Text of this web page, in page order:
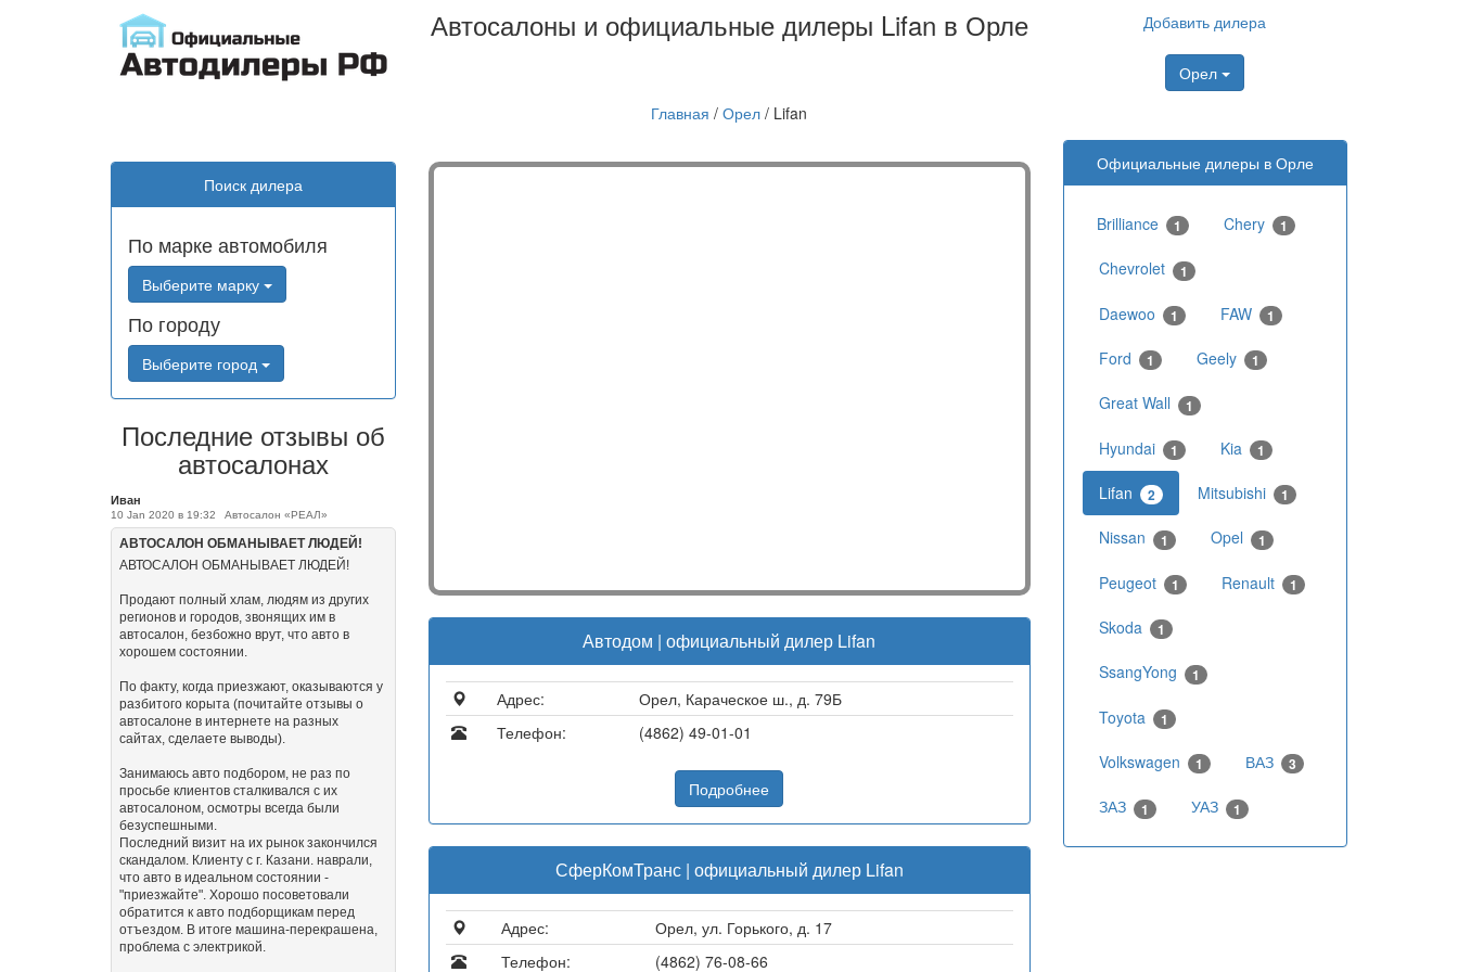
Автосалоны и официальные дилеры Lifan в Орле Добавить дилера
Орел
Главная / Орел / Lifan
Автодом | официальный дилер Lifan
Адрес:
Орел, Караческое ш., д. 79Б
Телефон:
(4862) 49-01-01
Подробнее
СферКомТранс | официальный дилер Lifan
Адрес:
Орел, ул. Горького, д. 17
Телефон:
(4862) 76-08-66
Поиск дилера
По марке автомобиля
Выберите марку
По городу
Выберите город
Последние отзывы об
автосалонах
Иван
10 Jan 2020 в 19:32 Автосалон «РЕАЛ»
АВТОСАЛОН ОБМАНЫВАЕТ ЛЮДЕЙ!
АВТОСАЛОН ОБМАНЫВАЕТ ЛЮДЕЙ!
Продают полный хлам, людям из других
регионов и городов, звонящих им в
автосалон, безбожно врут, что авто в
хорошем состоянии.
По факту, когда приезжают, оказываются у
разбитого корыта (почитайте отзывы о
автосалоне в интернете на разных
сайтах, сделаете выводы).
Занимаюсь авто подбором, не раз по
просьбе клиентов сталкивался с их
автосалоном, осмотры всегда были
безуспешными.
Последний визит на их рынок закончился
скандалом. Клиенту с г. Казани. наврали,
что авто в идеальном состоянии -
"приезжайте". Хорошо посоветовали
обратится к авто подборщикам перед
отъездом. В итоге машина-перекрашена,
проблема с электрикой.
Официальные дилеры в Орле
Brilliance 1 Chery 1
Chevrolet 1
Daewoo 1 FAW 1
Ford 1 Geely 1
Great Wall 1
Hyundai 1 Kia 1
Lifan 2 Mitsubishi 1
Nissan 1 Opel 1
Peugeot 1 Renault 1
Skoda 1
SsangYong 1
Toyota 1
Volkswagen 1 ВАЗ 3
ЗАЗ 1 УАЗ 1